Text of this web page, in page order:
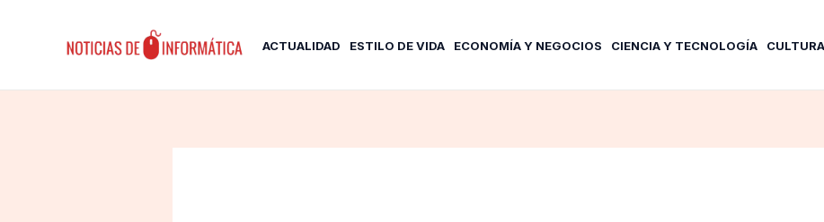
ACTUALIDAD ESTILO DE VIDA ECONOMÍA Y NEGOCIOS CIENCIA Y TECNOLOGÍA CULTURA